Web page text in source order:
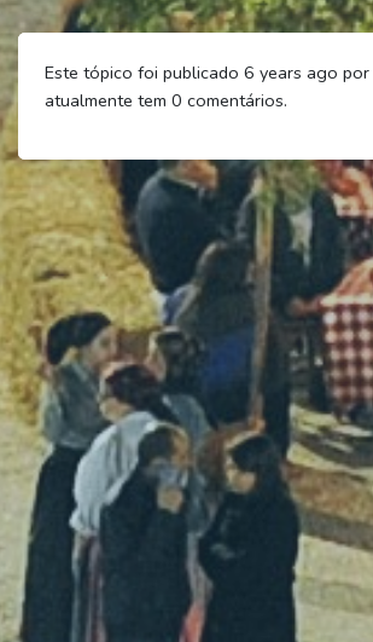
Este tópico foi publicado 6 years ago por
atualmente tem 0 comentários.